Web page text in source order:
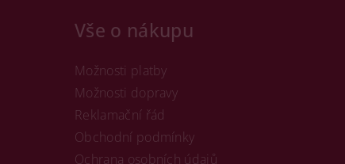
Vše o nákupu
Možnosti platby
Možnosti dopravy
Reklamační řád
Obchodní podmínky
Ochrana osobních údajů